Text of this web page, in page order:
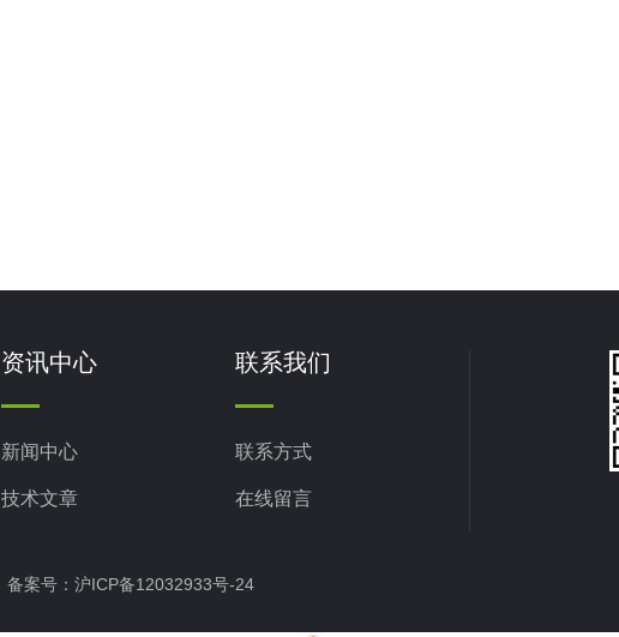
资讯中心
新闻中心
技术文章
联系我们
联系方式
在线留言
案号： 沪ICP备12032933号-24